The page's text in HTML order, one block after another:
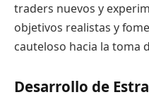
traders nuevos y
objetivos realistas y
cauteloso hacia la toma
Desarrollo de